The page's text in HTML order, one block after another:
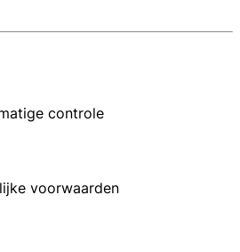
controle
voorwaarden